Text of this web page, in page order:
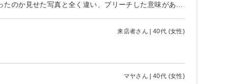
来店者さん | 40代 (女性)
マヤさん | 40代 (女性)